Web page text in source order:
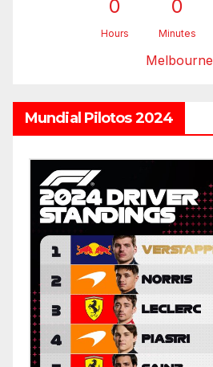
0
Hours
0
Minutes
Melbourne
Mundial Pilotos 2024